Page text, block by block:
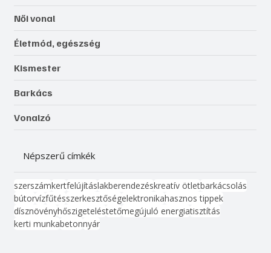
Női vonal
Életmód, egészség
Kismester
Barkács
Vonalzó
Népszerű címkék
szerszámkertfelújításlakberendezéskreatív ötletbarkácsolás
bútorvízfűtésszerkesztőségelektronikahasznos tippek
dísznövényhőszigeteléstetőmegújuló energiatisztítás
kerti munkabetonnyár